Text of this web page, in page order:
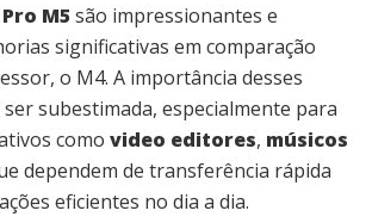
M5 são impressionantes e
significativas em comparação
o M4. A importância desses
subestimada, especialmente para
como video editores, músicos
dependem de transferência rápida
eficientes no dia a dia.